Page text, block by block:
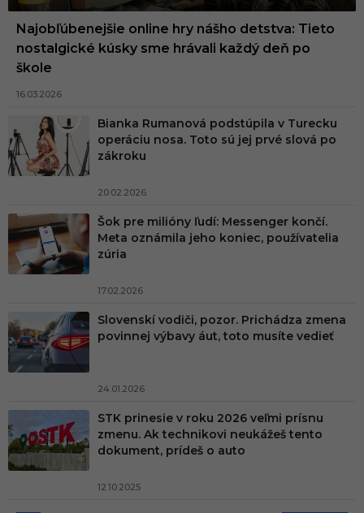
Najobľúbenejšie online hry nášho detstva: Tieto
nostalgické kúsky sme hrávali každý deň po
škole
16.03.2026
Bianka Rumanová podstúpila v Turecku
operáciu nosa. Toto sú jej prvé slová po
zákroku
20.02.2026
Šok pre milióny ľudí: Messenger končí.
Meta oznámila jeho koniec, používatelia
zúria
17.02.2026
Slovenskí vodiči, pozor. Prichádza zmena
povinnej výbavy áut, toto musíte vedieť
24.01.2026
STK prinesie v roku 2026 veľmi prísnu
zmenu. Ak technikovi neukážeš tento
dokument, prídeš o auto
12.10.2025